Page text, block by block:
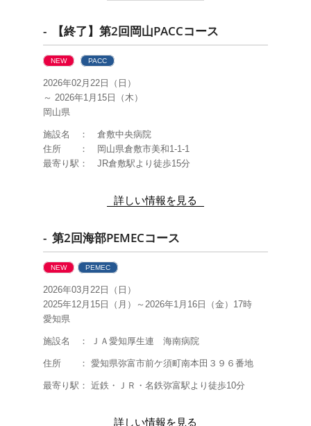
- 【終了】第2回岡山PACCコース
NEW PACC
2026年02月22日（日）
～ 2026年1月15日（木）
岡山県
施設名 ： 倉敷中央病院
住所 ： 岡山県倉敷市美和1-1-1
最寄り駅： JR倉敷駅より徒歩15分
詳しい情報を見る
- 第2回海部PEMECコース
NEW PEMEC
2026年03月22日（日）
2025年12月15日（月）～2026年1月16日（金）17時
愛知県
施設名 ： ＪＡ愛知厚生連 海南病院
住所 ： 愛知県弥富市前ケ須町南本田３９６番地
最寄り駅： 近鉄・ＪＲ・名鉄弥富駅より徒歩10分
詳しい情報を見る